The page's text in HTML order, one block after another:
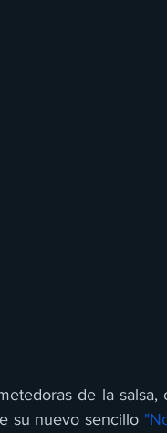
de la salsa,
su nuevo sencillo